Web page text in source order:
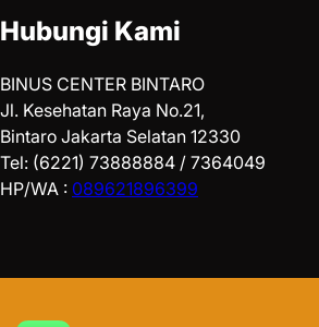
Hubungi Kami
BINUS CENTER BINTARO
Jl. Kesehatan Raya No.21,
Bintaro Jakarta Selatan 12330
Tel: (6221) 73888884 / 7364049
HP/WA : 089621896399